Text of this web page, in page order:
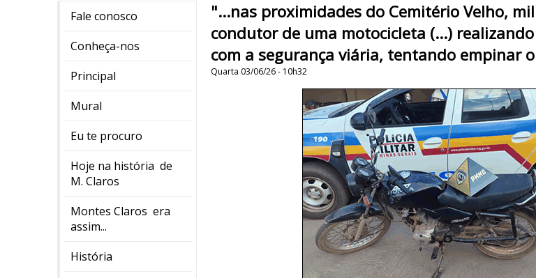
Fale conosco
Conheça-nos
Principal
Mural
Eu te procuro
Hoje na história de
M. Claros
Montes Claros era
assim...
História
"...nas proximidades do Cemitério Velho,
condutor de uma motocicleta (...)
com a segurança viária, tentando empinar
Quarta 03/06/26 - 10h32